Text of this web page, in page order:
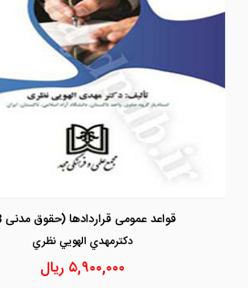
قواعد عمومی قراردادها (حقوق مدنی 3)
دكترمهدي الهويي نظري
۵,۹۰۰,۰۰۰ ریال